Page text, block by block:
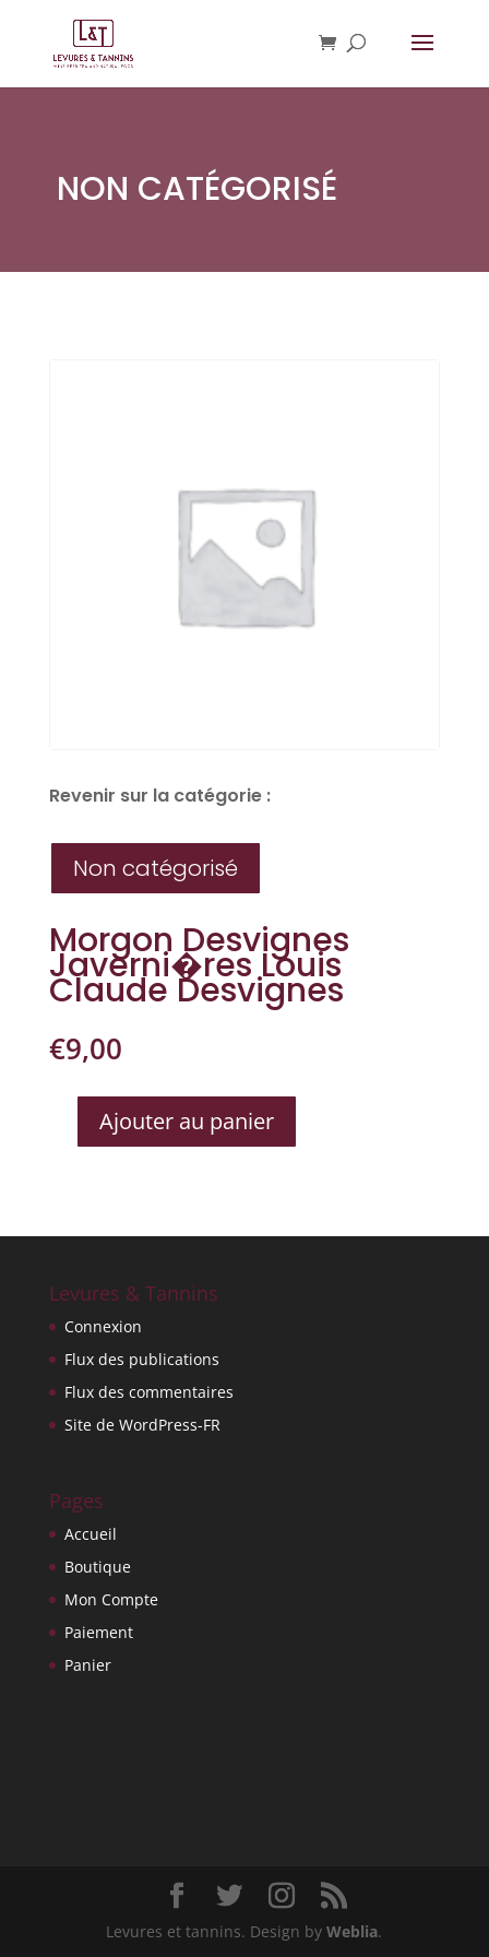
NON CATÉGORISÉ
Revenir sur la catégorie :
Non catégorisé
Morgon Desvignes
Javerni�res Louis
Claude Desvignes
€9,00
QUANTITÉ
JAVERNI�RES
CLAUDE
DESVIGNES
Ajouter au panier
Levures & Tannins
Connexion
Flux des publications
Flux des commentaires
Site de WordPress-FR
Pages
Accueil
Boutique
Mon Compte
Paiement
Panier
Levures et tannins. Design byWeblia.